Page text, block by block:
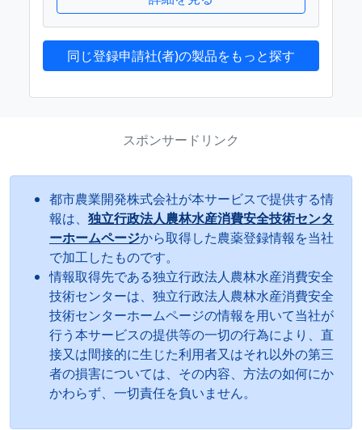
同じ登録申請社(者)の製品をもっと探す
スポンサードリンク
都市農業開発株式会社が本サービスで提供する情
報は、 独立行政法人農林水産消費安全技術センタ
ーホームページから取得した農薬登録情報を当社
で加工したものです。
情報取得先である独立行政法人農林水産消費安全
技術センターは、独立行政法人農林水産消費安全
技術センターホームページの情報を用いて当社が
行う本サービスの提供等の一切の行為により、直
接又は間接的に生じた利用者又はそれ以外の第三
者の損害については、その内容、方法の如何にか
かわらず、一切責任を負いません。